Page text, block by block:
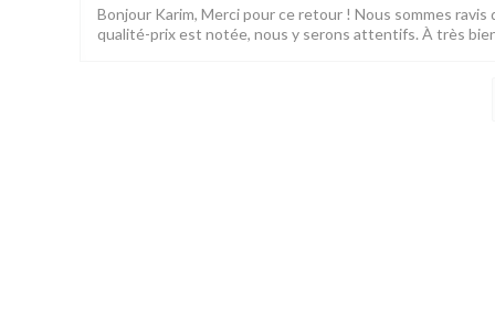
Bonjour Karim, Merci pour ce retour ! Nous sommes
qualité-prix est notée, nous y serons attentifs. À très